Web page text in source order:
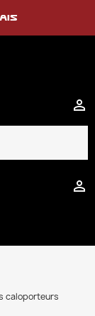


caloporteurs